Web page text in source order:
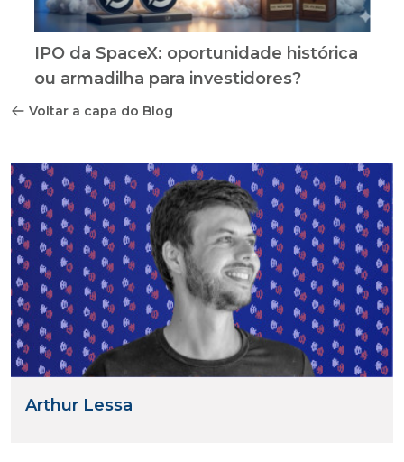
IPO da SpaceX: oportunidade histórica
ou armadilha para investidores?
Voltar a capa do Blog
Arthur Lessa